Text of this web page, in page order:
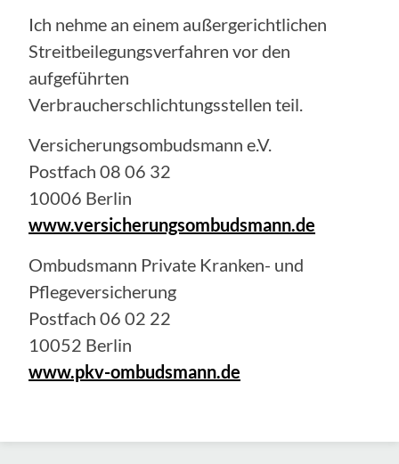
Ich nehme an einem außergerichtlichen
Streitbeilegungsverfahren vor den
aufgeführten
Verbraucherschlichtungsstellen teil.
Versicherungsombudsmann e.V.
Postfach 08 06 32
10006 Berlin
www.versicherungsombudsmann.de
Ombudsmann Private Kranken- und
Pflegeversicherung
Postfach 06 02 22
10052 Berlin
www.pkv-ombudsmann.de